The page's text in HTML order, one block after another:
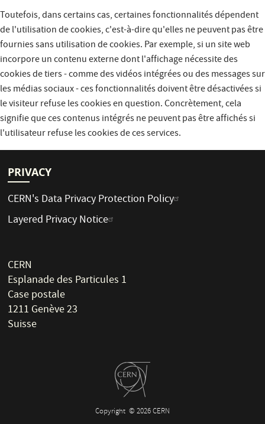
Toutefois, dans certains cas, certaines fonctionnalités dépendent
de l'utilisation de cookies, c'est-à-dire qu'elles ne peuvent pas être
fournies sans utilisation de cookies. Par exemple, si un site web
incorpore un contenu externe dont l'affichage nécessite des
cookies de tiers - comme des vidéos intégrées ou des messages sur
les médias sociaux - ces fonctionnalités doivent être désactivées si
le visiteur refuse les cookies en question. Concrètement, cela
signifie que ces contenus intégrés ne peuvent pas être affichés si
l'utilisateur refuse les cookies de ces services.
PRIVACY
CERN's Data Privacy Protection Policy
Layered Privacy Notice
CERN
Esplanade des Particules 1
Case postale
1211 Genève 23
Suisse
Copyright © 2026 CERN